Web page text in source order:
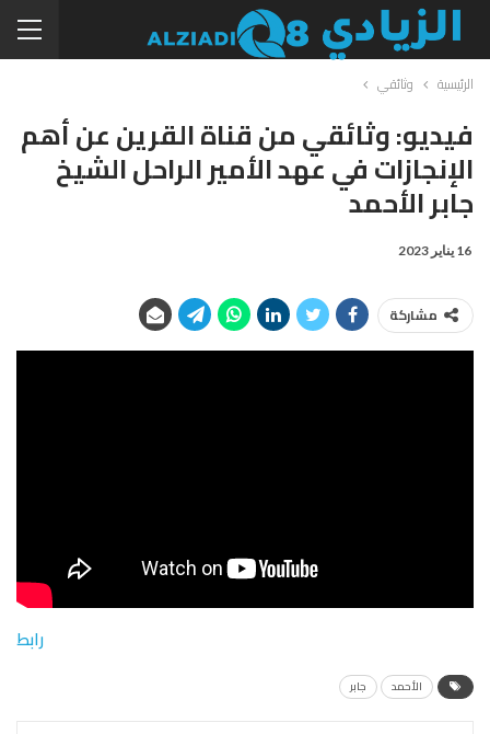
الرئيسية وثائقي
فيديو: وثائقي من قناة القرين عن أهم
الإنجازات في عهد الأمير الراحل الشيخ
جابر الأحمد
16 يناير 2023
مشاركة
رابط
الأحمد جابر